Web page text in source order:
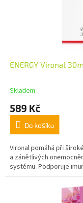
ENERGY Vironal
Skladem
589 Kč
Do košíku
Vironal pomáhá při
a zánětlivých
systému. Podporuje